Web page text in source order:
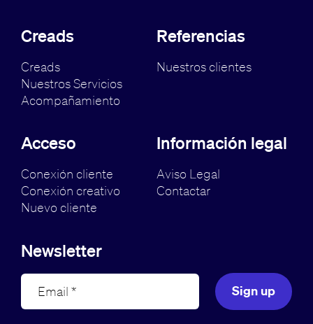
Creads
Creads
Nuestros Servicios
Acompañamiento
Referencias
Nuestros clientes
Acceso
Conexión cliente
Conexión creativo
Nuevo cliente
Información legal
Aviso Legal
Contactar
Newsletter
Sign up